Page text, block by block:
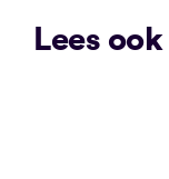
Lees